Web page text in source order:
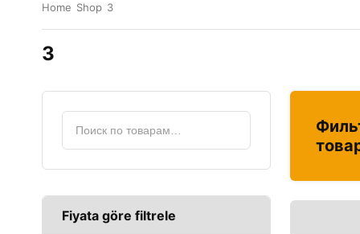
Home Shop 3
3
Fiyata göre filtrele